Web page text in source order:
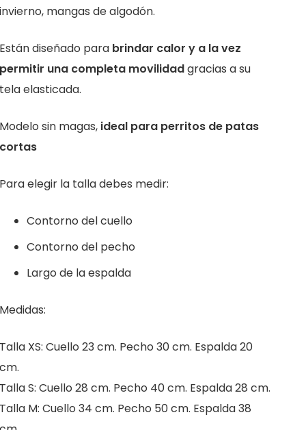
invierno, mangas de algodón.
Están diseñado parabrindar calor y a la vez
permitir una completa movilidadgracias a su
tela elasticada.
Modelo sin magas, ideal para perritos de patas
cortas
Para elegir la talla debes medir:
Contorno del cuello
Contorno del pecho
Largo de la espalda
Medidas:
Talla XS: Cuello 23 cm. Pecho 30 cm. Espalda 20
cm.
Talla S: Cuello 28 cm. Pecho 40 cm. Espalda 28 cm.
Talla M: Cuello 34 cm. Pecho 50 cm. Espalda 38